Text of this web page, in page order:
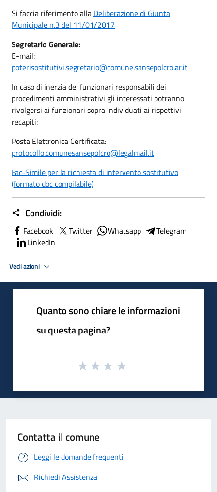
Si faccia riferimento alla Deliberazione di Giunta
Municipale n.3 del 11/01/2017
Segretario Generale:
E-mail:
poterisostitutivi.segretario@comune.sansepolcro.ar.it
In caso di inerzia dei funzionari responsabili dei
procedimenti amministrativi gli interessati potranno
rivolgersi ai funzionari sopra individuati ai rispettivi
recapiti:
Posta Elettronica Certificata:
protocollo.comunesansepolcro@legalmail.it
Fac-Simile per la richiesta di intervento sostitutivo
(formato doc compilabile)
Condividi:
Facebook Twitter Whatsapp
Telegram
LinkedIn
Vedi azioni
Quanto sono chiare le informazioni
su questa pagina?
Contatta il comune
Leggi le domande frequenti
Richiedi Assistenza